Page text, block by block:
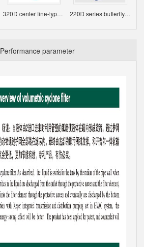
320D center line-type butterfly valve DN50-DN3600 220D series butterfly valve
Performance parameter